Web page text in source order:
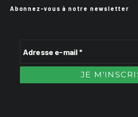
Abonnez-vous à notre newsletter